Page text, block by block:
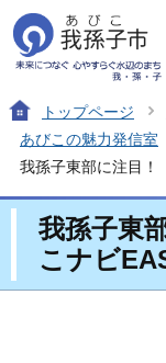
トップページ
あびこの魅力発信室
我孫子東部に注目！
我孫子東
こナビ